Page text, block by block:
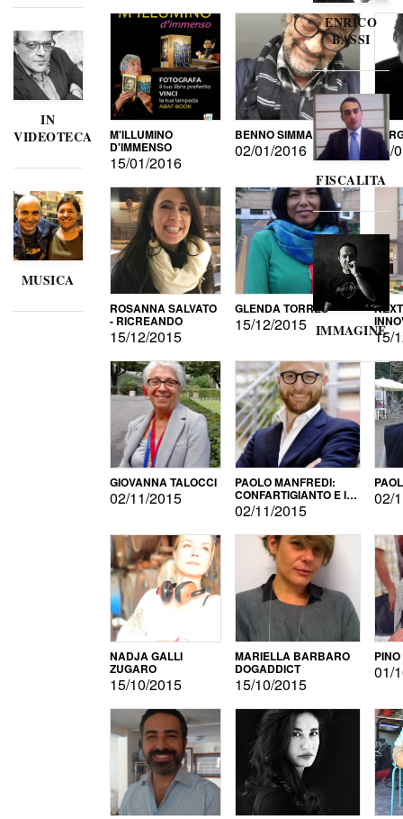
IN
VIDEOTECA
MUSICA
M'ILLUMINO
D'IMMENSO
15/01/2016
BENNO SIMMA
02/01/2016
ROSANNA SALVATO
- RICREANDO
15/12/2015
GLENDA TORRES
15/12/2015
15/
GIOVANNA TALOCCI
02/11/2015
PAOLO MANFREDI:
CONFARTIGIANTO E IL
SONDAGGIO
02/11/2015
02/
NADJA GALLI
ZUGARO
15/10/2015
MARIELLA BARBARO
DOGADDICT
15/10/2015
01/
ENRICO
BASSI
FISCALITA
IMMAGINE